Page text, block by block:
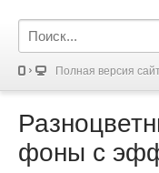
Полная версия
фоны с